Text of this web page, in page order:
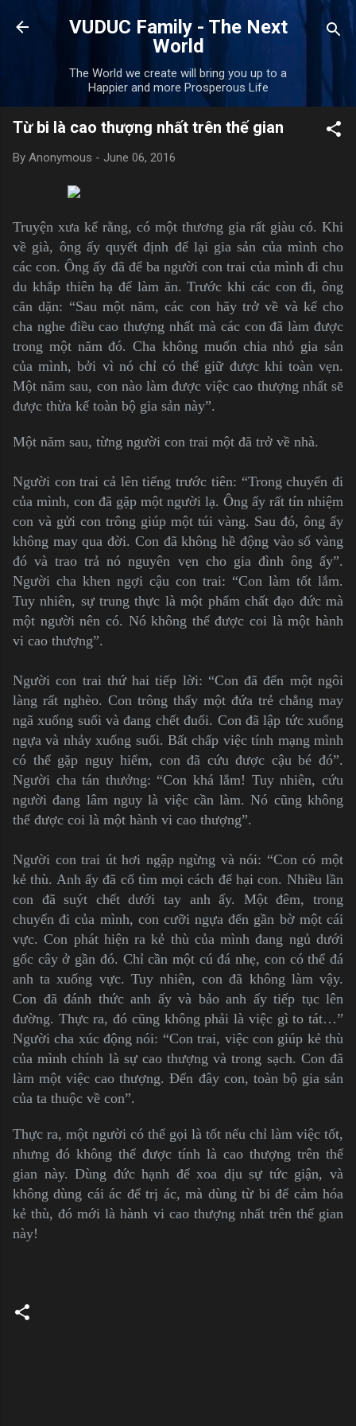
Skip to main content
VUDUC Family - The Next
World
The World we create will bring you up to a
Happier and more Prosperous Life
Từ bi là cao thượng nhất trên thế gian
By Anonymous - June 06, 2016
Truyện xưa kể rằng, có một thương gia rất giàu có. Khi
về già, ông ấy quyết định để lại gia sản của mình cho
các con. Ông ấy đã để ba người con trai của mình đi chu
du khắp thiên hạ để làm ăn. Trước khi các con đi, ông
căn dặn: “Sau một năm, các con hãy trở về và kể cho
cha nghe điều cao thượng nhất mà các con đã làm được
trong một năm đó. Cha không muốn chia nhỏ gia sản
của mình, bởi vì nó chỉ có thể giữ được khi toàn vẹn.
Một năm sau, con nào làm được việc cao thượng nhất sẽ
được thừa kế toàn bộ gia sản này”.
Một năm sau, từng người con trai một đã trở về nhà.
Người con trai cả lên tiếng trước tiên: “Trong chuyến đi
của mình, con đã gặp một người lạ. Ông ấy rất tín nhiệm
con và gửi con trông giúp một túi vàng. Sau đó, ông ấy
không may qua đời. Con đã không hề động vào số vàng
đó và trao trả nó nguyên vẹn cho gia đình ông ấy”.
Người cha khen ngợi cậu con trai: “Con làm tốt lắm.
Tuy nhiên, sự trung thực là một phẩm chất đạo đức mà
một người nên có. Nó không thể được coi là một hành
vi cao thượng”.
Người con trai thứ hai tiếp lời: “Con đã đến một ngôi
làng rất nghèo. Con trông thấy một đứa trẻ chẳng may
ngã xuống suối và đang chết đuối. Con đã lập tức xuống
ngựa và nhảy xuống suối. Bất chấp việc tính mạng mình
có thể gặp nguy hiểm, con đã cứu được cậu bé đó”.
Người cha tán thưởng: “Con khá lắm! Tuy nhiên, cứu
người đang lâm nguy là việc cần làm. Nó cũng không
thể được coi là một hành vi cao thượng”.
Người con trai út hơi ngập ngừng và nói: “Con có một
kẻ thù. Anh ấy đã cố tìm mọi cách để hại con. Nhiều lần
con đã suýt chết dưới tay anh ấy. Một đêm, trong
chuyến đi của mình, con cưỡi ngựa đến gần bờ một cái
vực. Con phát hiện ra kẻ thù của mình đang ngủ dưới
gốc cây ở gần đó. Chỉ cần một cú đá nhẹ, con có thể đá
anh ta xuống vực. Tuy nhiên, con đã không làm vậy.
Con đã đánh thức anh ấy và bảo anh ấy tiếp tục lên
đường. Thực ra, đó cũng không phải là việc gì to tát…”
Người cha xúc động nói: “Con trai, việc con giúp kẻ thù
của mình chính là sự cao thượng và trong sạch. Con đã
làm một việc cao thượng. Đến đây con, toàn bộ gia sản
của ta thuộc về con”.
Thực ra, một người có thể gọi là tốt nếu chỉ làm việc tốt,
nhưng đó không thể được tính là cao thượng trên thế
gian này. Dùng đức hạnh để xoa dịu sự tức giận, và
không dùng cái ác để trị ác, mà dùng từ bi để cảm hóa
kẻ thù, đó mới là hành vi cao thượng nhất trên thế gian
này!